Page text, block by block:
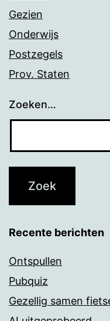
Gezien
Onderwijs
Postzegels
Prov. Staten
Zoeken…
Recente berichten
Ontspullen
Pubquiz
Gezellig samen